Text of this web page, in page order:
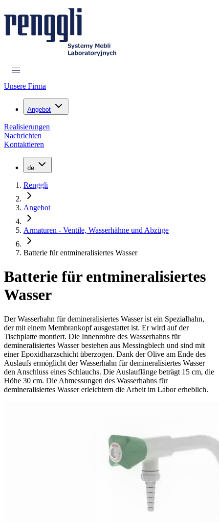
Unsere Firma
Angebot
Realisierungen
Nachrichten
Kontaktieren
de
Renggli
Angebot
Armaturen - Ventile, Wasserhähne und Abzüge
Batterie für entmineralisiertes Wasser
Batterie für entmineralisiertes
Wasser
Der Wasserhahn für demineralisiertes Wasser ist ein Spezialhahn,
der mit einem Membrankopf ausgestattet ist. Er wird auf der
Tischplatte montiert. Die Innenrohre des Wasserhahns für
demineralisiertes Wasser bestehen aus Messingblech und sind mit
einer Epoxidharzschicht überzogen. Dank der Olive am Ende des
Auslaufs ermöglicht der Wasserhahn für demineralisiertes Wasser
den Anschluss eines Schlauchs. Die Auslauflänge beträgt 15 cm, die
Höhe 30 cm. Die Abmessungen des Wasserhahns für
demineralisiertes Wasser erleichtern die Arbeit im Labor erheblich.